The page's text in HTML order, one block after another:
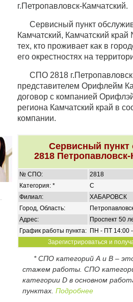
г.Петропавловск-Камчатский.
Сервисный пункт
Камчатский, Камчатский
тех, кто проживает как в
его окрестностях на
СПО 2818
представителем Орифлейм
договор с компанией
региона Камчатский край в
компании.
Сервисный
2818
№ СПО:
2818
Категория: *
C
Филиал:
ХАБАРОВСК
Город, Область:
Адрес:
Проспект 50
График работы пункта: ПН - ПТ 14:00
Зарегистрироваться и
* СПО категорий А и В –
стажем работы. СПО
категории D в основном
пунктах. Подробнее